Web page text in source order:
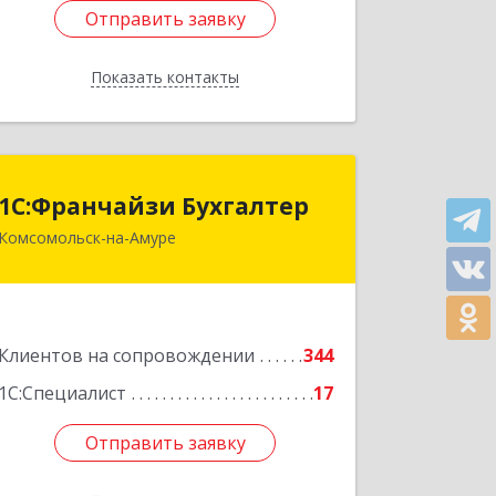
Отправить заявку
Показать контакты
Отправить заявку
Назад
1С:Франчайзи Бухгалтер
Комсомольск-на-Амуре
Клиентов на сопровождении
344
1С:Специалист
17
Отправить заявку
1С:Франчайзи Бухгалтер
681000, Хабаровский край,
Отправить заявку